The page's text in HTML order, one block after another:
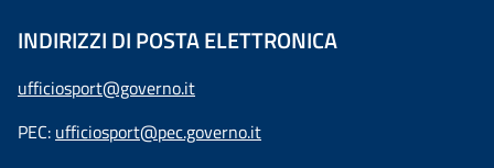
INDIRIZZI DI POSTA ELETTRONICA
ufficiosport@governo.it
PEC: ufficiosport@pec.governo.it